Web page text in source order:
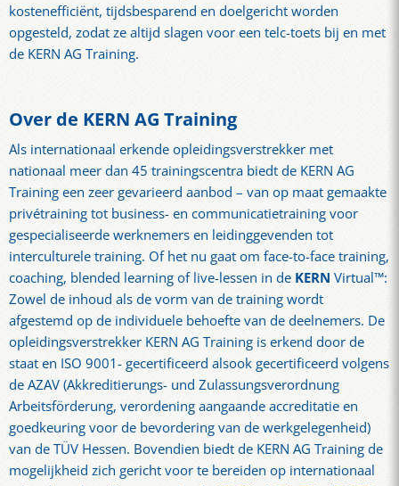
kostenefficiënt, tijdsbesparend en doelgericht worden
opgesteld, zodat ze altijd slagen voor een telc-toets bij en met
de KERN AG Training.
Over de KERN AG Training
Als internationaal erkende opleidingsverstrekker met
nationaal meer dan 45 trainingscentra biedt de KERN AG
Training een zeer gevarieerd aanbod – van op maat gemaakte
privétraining tot business- en communicatietraining voor
gespecialiseerde werknemers en leidinggevenden tot
interculturele training. Of het nu gaat om face-to-face training,
coaching, blended learning of live-lessen in de KERN Virtual™:
Zowel de inhoud als de vorm van de training wordt
afgestemd op de individuele behoefte van de deelnemers. De
opleidingsverstrekker KERN AG Training is erkend door de
staat en ISO 9001- gecertificeerd alsook gecertificeerd volgens
de AZAV (Akkreditierungs- und Zulassungsverordnung
Arbeitsförderung, verordening aangaande accreditatie en
goedkeuring voor de bevordering van de werkgelegenheid)
van de TÜV Hessen. Bovendien biedt de KERN AG Training de
mogelijkheid zich gericht voor te bereiden op internationaal